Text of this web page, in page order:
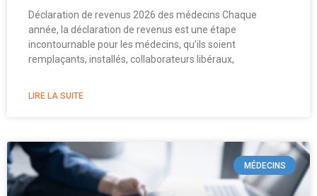
Déclaration de revenus 2026 des médecins Chaque
année, la déclaration de revenus est une étape
incontournable pour les médecins, qu’ils soient
remplaçants, installés, collaborateurs libéraux,
LIRE LA SUITE
MÉDECINS